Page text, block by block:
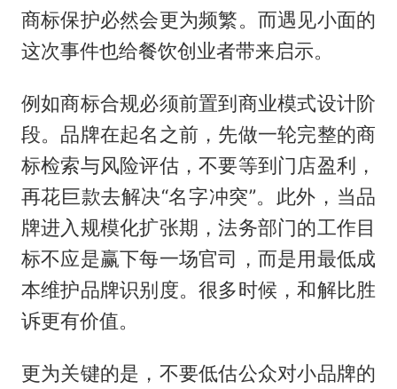
商标保护必然会更为频繁。而遇见小面的
这次事件也给餐饮创业者带来启示。
例如商标合规必须前置到商业模式设计阶
段。品牌在起名之前，先做一轮完整的商
标检索与风险评估，不要等到门店盈利，
再花巨款去解决“名字冲突”。此外，当品
牌进入规模化扩张期，法务部门的工作目
标不应是赢下每一场官司，而是用最低成
本维护品牌识别度。很多时候，和解比胜
诉更有价值。
更为关键的是，不要低估公众对小品牌的